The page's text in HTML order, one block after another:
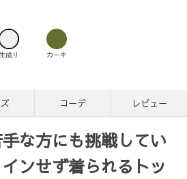
成り カーキ
コーデ レビュー
な方にも挑戦してい
ンせず着られるトッ